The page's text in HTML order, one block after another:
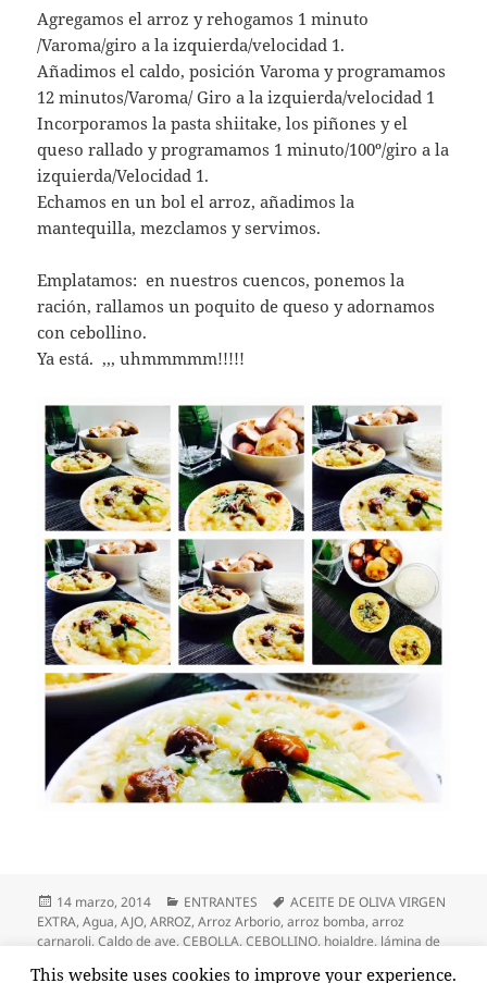
Agregamos el arroz y rehogamos 1 minuto
/Varoma/giro a la izquierda/velocidad 1.
Añadimos el caldo, posición Varoma y programamos
12 minutos/Varoma/ Giro a la izquierda/velocidad 1
Incorporamos la pasta shiitake, los piñones y el
queso rallado y programamos 1 minuto/100º/giro a la
izquierda/Velocidad 1.
Echamos en un bol el arroz, añadimos la
mantequilla, mezclamos y servimos.
Emplatamos: en nuestros cuencos, ponemos la
ración, rallamos un poquito de queso y adornamos
con cebollino.
Ya está. ,,, uhmmmmm!!!!!
Publicado
el
14 marzo, 2014 Categorías
ENTRANTES Etiquetas
ACEITE DE OLIVA VIRGEN
EXTRA,Agua,AJO,ARROZ,Arroz Arborio,arroz bomba,arroz
carnaroli,Caldo de ave,CEBOLLA,CEBOLLINO, hojaldre, lámina de
This website uses cookies to improve your experience.